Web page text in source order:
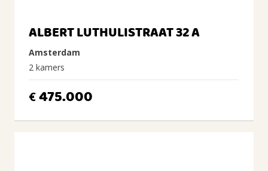
ALBERT LUTHULISTRAAT 32 A
Amsterdam
2 kamers
€475.000